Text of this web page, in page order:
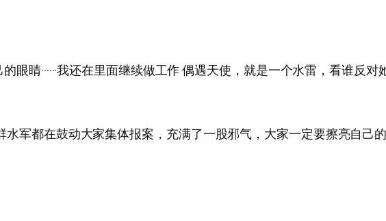
睛······我还在里面继续做工作 偶遇天使，就是一个水雷，看谁反对她就
军都在鼓动大家集体报案，充满了一股邪气，大家一定要擦亮自己的